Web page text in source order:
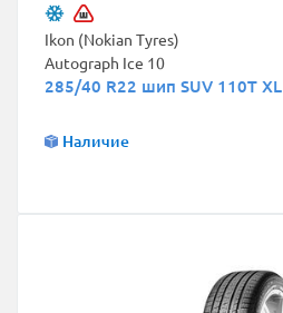
Ikon (Nokian Tyres)
Autograph Ice 10
285/40 R22 шип SUV 110T XL
Наличие